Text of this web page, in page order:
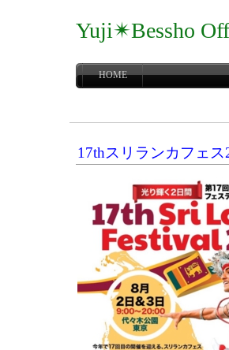
Yuji✴Bessho
HOME
17thスリランカフェス